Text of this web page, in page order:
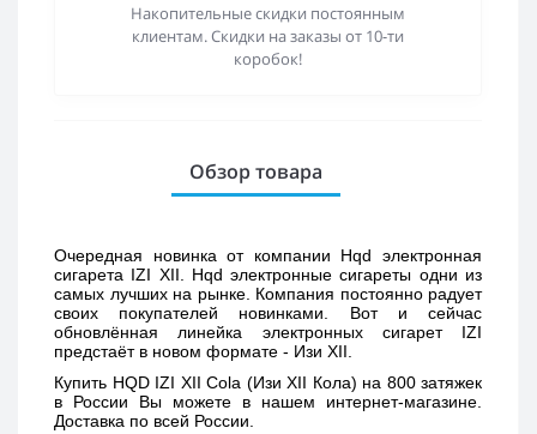
Накопительные скидки постоянным
клиентам. Скидки на заказы от 10-ти
коробок!
Обзор товара
Очередная новинка от компании Hqd электронная
сигарета IZI XII. Hqd электронные сигареты одни из
самых лучших на рынке. Компания постоянно радует
своих покупателей новинками. Вот и сейчас
обновлённая линейка электронных сигарет IZI
предстаёт в новом формате - Изи XII.
Купить HQD IZI XII Cola (Изи XII Кола) на 800 затяжек
в России Вы можете в нашем интернет-магазине.
Доставка по всей России.